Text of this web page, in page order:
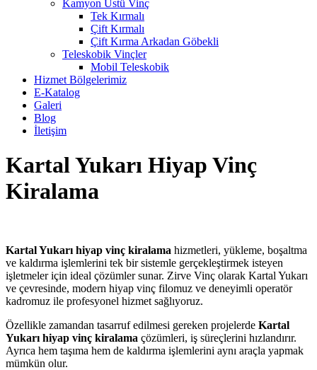
Kamyon Üstü Vinç
Tek Kırmalı
Çift Kırmalı
Çift Kırma Arkadan Göbekli
Teleskobik Vinçler
Mobil Teleskobik
Hizmet Bölgelerimiz
E-Katalog
Galeri
Blog
İletişim
Kartal Yukarı Hiyap Vinç
Kiralama
Kartal Yukarı hiyap vinç kiralama hizmetleri, yükleme, boşaltma
ve kaldırma işlemlerini tek bir sistemle gerçekleştirmek isteyen
işletmeler için ideal çözümler sunar. Zirve Vinç olarak Kartal Yukarı
ve çevresinde, modern hiyap vinç filomuz ve deneyimli operatör
kadromuz ile profesyonel hizmet sağlıyoruz.
Özellikle zamandan tasarruf edilmesi gereken projelerde Kartal
Yukarı hiyap vinç kiralama çözümleri, iş süreçlerini hızlandırır.
Ayrıca hem taşıma hem de kaldırma işlemlerini aynı araçla yapmak
mümkün olur.